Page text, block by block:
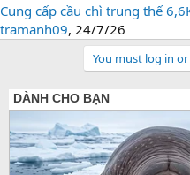
Cung cấp cầu chì trung thế
tramanh09, 24/7/26
You must log in